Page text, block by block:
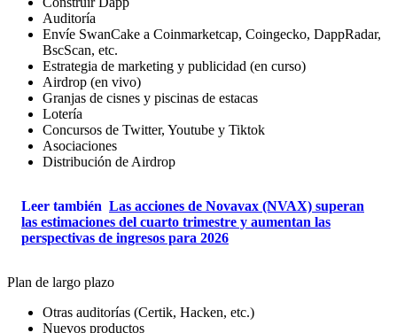
Auditoría
Envíe SwanCake a Coinmarketcap, Coingecko, DappRadar,
BscScan, etc.
Estrategia de marketing y publicidad (en curso)
Airdrop (en vivo)
Granjas de cisnes y piscinas de estacas
Lotería
Concursos de Twitter, Youtube y Tiktok
Asociaciones
Distribución de Airdrop
Leer también Las acciones de Novavax (NVAX) superan
las estimaciones del cuarto trimestre y aumentan las
perspectivas de ingresos para 2026
Plan de largo plazo
Otras auditorías (Certik, Hacken, etc.)
Nuevos productos